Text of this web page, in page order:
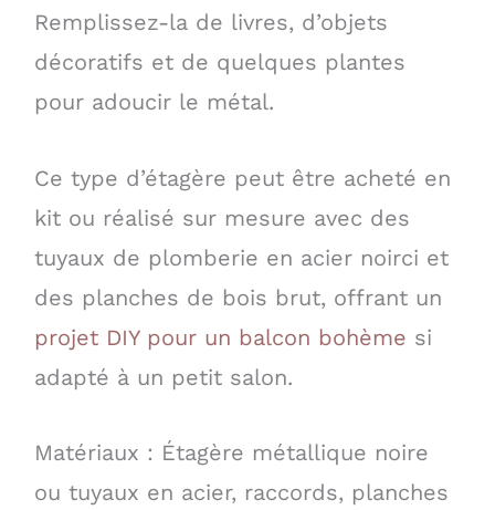
Remplissez-la de livres, d’objets
décoratifs et de quelques plantes
pour adoucir le métal.
Ce type d’étagère peut être acheté en
kit ou réalisé sur mesure avec des
tuyaux de plomberie en acier noirci et
des planches de bois brut, offrant un
projet DIY pour un balcon bohème si
adapté à un petit salon.
Matériaux : Étagère métallique noire
ou tuyaux en acier, raccords, planches